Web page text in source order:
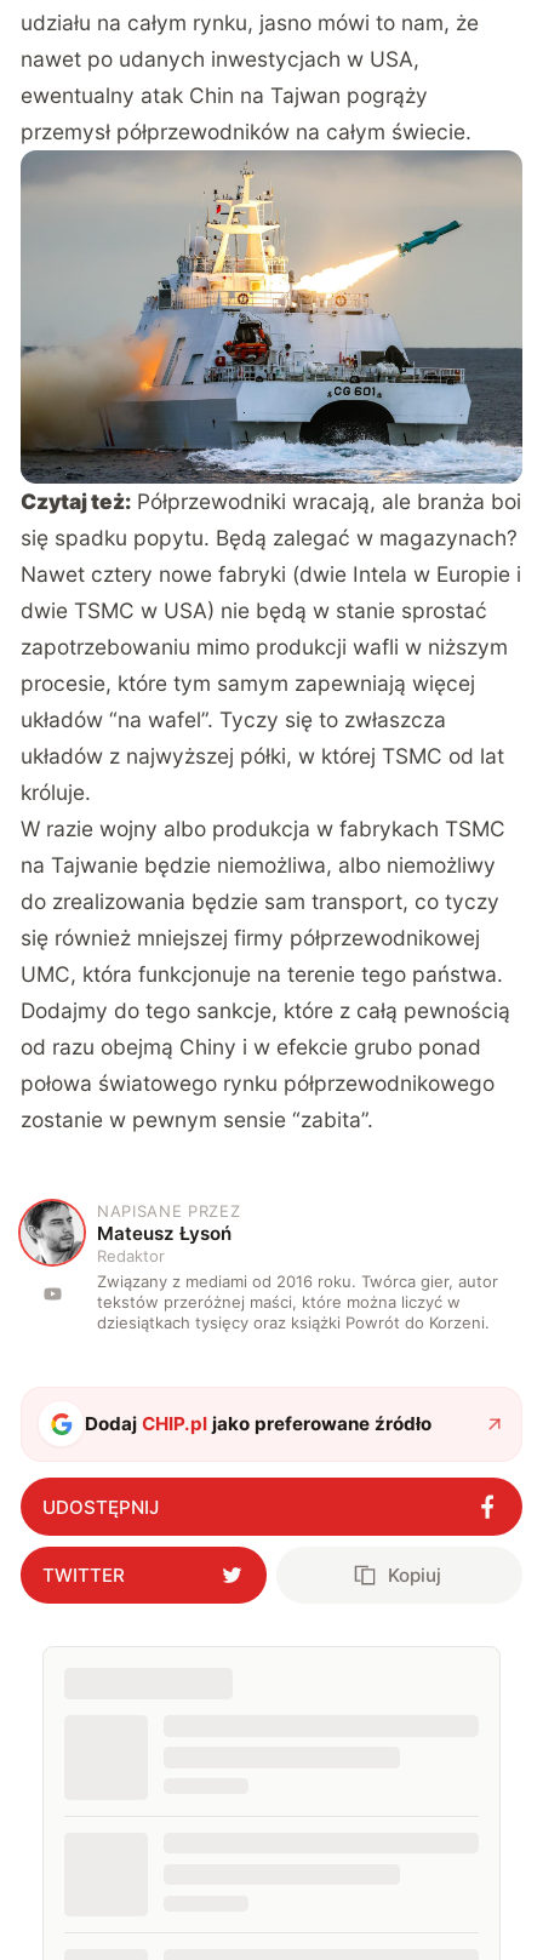
udziału na całym rynku, jasno mówi to nam, że
nawet po udanych inwestycjach w USA,
ewentualny atak Chin na Tajwan pogrąży
przemysł półprzewodników na całym świecie.
Czytaj też: Półprzewodniki wracają, ale branża boi
się spadku popytu. Będą zalegać w magazynach?
Nawet cztery nowe fabryki (dwie Intela w Europie i
dwie TSMC w USA) nie będą w stanie sprostać
zapotrzebowaniu mimo produkcji wafli w niższym
procesie, które tym samym zapewniają więcej
układów “na wafel”. Tyczy się to zwłaszcza
układów z najwyższej półki, w której TSMC od lat
króluje.
W razie wojny albo produkcja w fabrykach TSMC
na Tajwanie będzie niemożliwa, albo niemożliwy
do zrealizowania będzie sam transport, co tyczy
się również mniejszej firmy półprzewodnikowej
UMC, która funkcjonuje na terenie tego państwa.
Dodajmy do tego sankcje, które z całą pewnością
od razu obejmą Chiny i w efekcie grubo ponad
połowa światowego rynku półprzewodnikowego
zostanie w pewnym sensie “zabita”.
M
NAPISANE PRZEZ
Mateusz Łysoń
Redaktor
Związany z mediami od 2016 roku. Twórca gier, autor
tekstów przeróżnej maści, które można liczyć w
dziesiątkach tysięcy oraz książki Powrót do Korzeni.
DodajCHIP.pl jako preferowane źródło
UDOSTĘPNIJ
TWITTER Kopiuj